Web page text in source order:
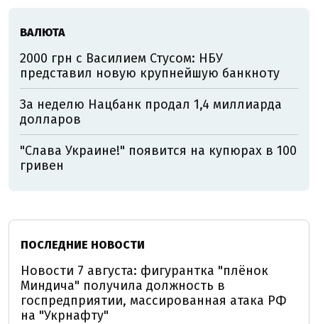
ВАЛЮТА
2000 грн с Василием Стусом: НБУ
представил новую крупнейшую банкноту
За неделю Нацбанк продал 1,4 миллиарда
долларов
"Слава Украине!" появится на купюрах в 100
гривен
ПОСЛЕДНИЕ НОВОСТИ
Новости 7 августа: фигурантка "плёнок
Миндича" получила должность в
госпредприятии, массированная атака РФ
на "Укрнафту"